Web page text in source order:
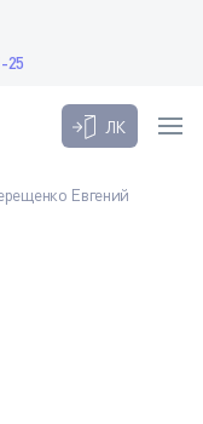
25
ЛК
Евгений